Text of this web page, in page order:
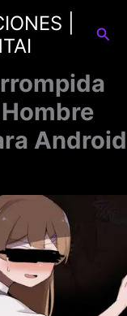
|
Android